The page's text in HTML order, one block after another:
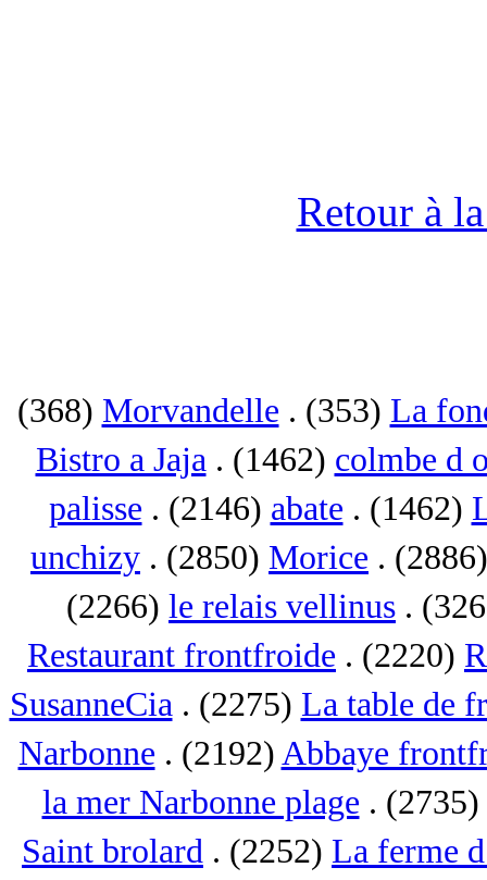
Retour à
(368) Morvandelle . (353) La
Bistro a Jaja. (1462) colmbe d
palisse . (2146) abate . (1462)
unchizy . (2850) Morice .
(2266) le relais vellinus .
Restaurant frontfroide . (2220)
SusanneCia. (2275) La table de
Narbonne . (2192) Abbaye
la mer Narbonne plage . (2735)
Saint brolard . (2252) La ferme